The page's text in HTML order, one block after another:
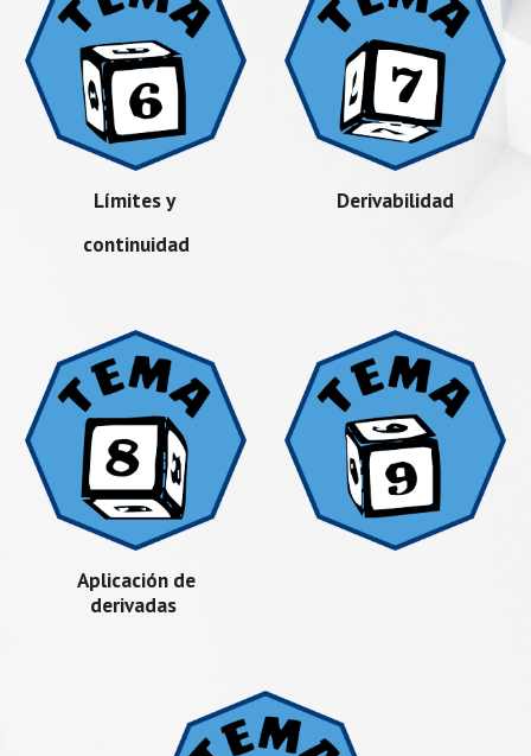
Límites y
continuidad
Derivabilidad
Aplicación de
derivadas